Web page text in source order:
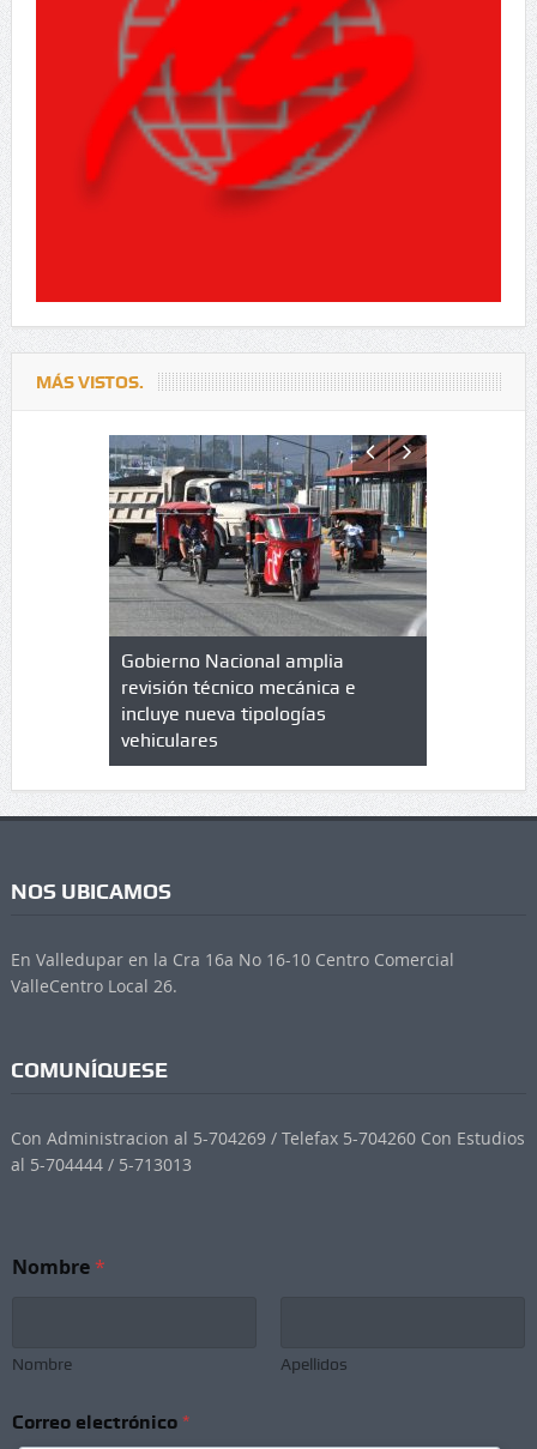
MÁS VISTOS.
en
Gobierno Nacional amplia
revisión técnico mecánica e
incluye nueva tipologías
vehiculares
Qué es
NOS UBICAMOS
En Valledupar en la Cra 16a No 16-10 Centro Comercial
ValleCentro Local 26.
COMUNÍQUESE
Con Administracion al 5-704269 / Telefax 5-704260 Con Estudios
al 5-704444 / 5-713013
Nombre*
Nombre Apellidos
*
Correo electrónico *